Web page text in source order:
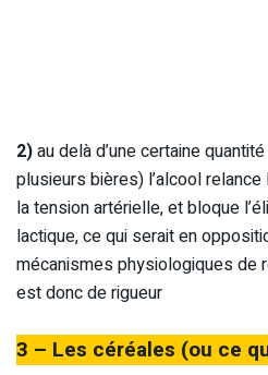
2)au delà d’une certaine
plusieurs bières) l’alcool
la tension artérielle, et bloque
lactique, ce qui serait en
mécanismes physiologiques de
est donc de rigueur
3 – Les céréales (ou ce